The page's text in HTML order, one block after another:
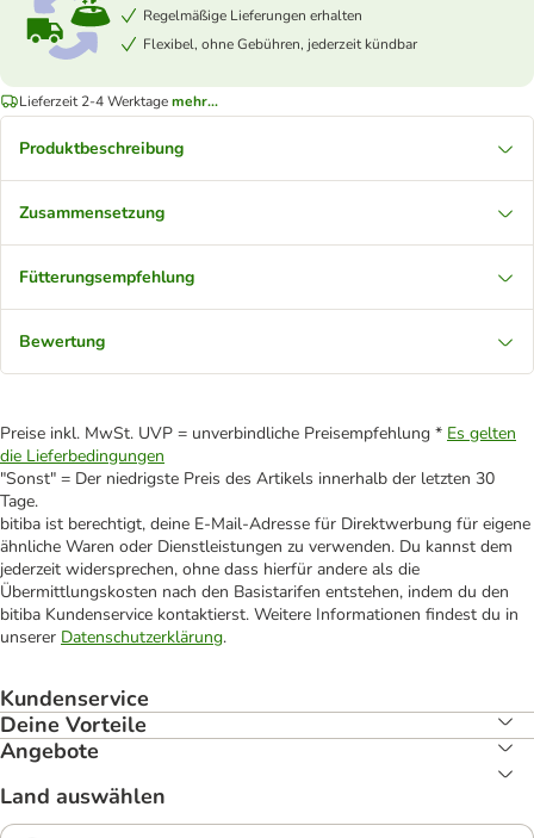
Regelmäßige Lieferungen erhalten
Flexibel, ohne Gebühren, jederzeit kündbar
Lieferzeit 2-4 Werktagemehr...
Produktbeschreibung
Zusammensetzung
Fütterungsempfehlung
Bewertung
Preise inkl. MwSt. UVP = unverbindliche Preisempfehlung * Es gelten
die Lieferbedingungen
"Sonst" = Der niedrigste Preis des Artikels innerhalb der letzten 30
Tage.
bitiba ist berechtigt, deine E-Mail-Adresse für Direktwerbung für eigene
ähnliche Waren oder Dienstleistungen zu verwenden. Du kannst dem
jederzeit widersprechen, ohne dass hierfür andere als die
Übermittlungskosten nach den Basistarifen entstehen, indem du den
bitiba Kundenservice kontaktierst. Weitere Informationen findest du in
unserer Datenschutzerklärung.
Kundenservice
Deine Vorteile
Angebote
Land auswählen